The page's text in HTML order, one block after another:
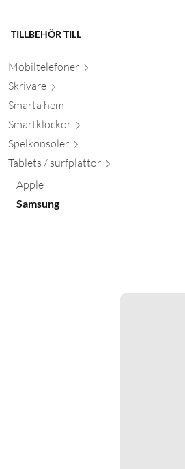
TILLBEHÖR TILL
Mobiltelefoner
Skrivare
Smarta hem
Smartklockor
Spelkonsoler
Tablets / surfplattor
Apple
Samsung